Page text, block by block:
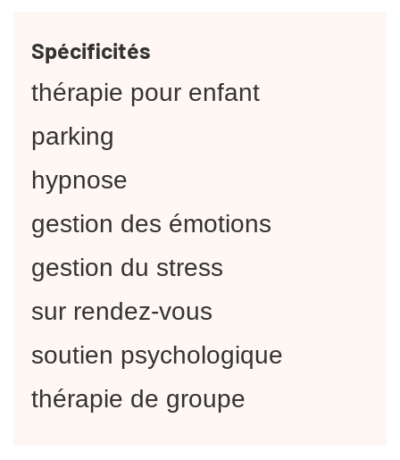
Spécificités
thérapie pour enfant
parking
hypnose
gestion des émotions
gestion du stress
sur rendez-vous
soutien psychologique
thérapie de groupe